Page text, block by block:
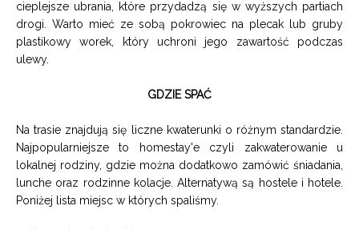
cieplejsze ubrania, które przydadzą się w wyższych partiach
drogi. Warto mieć ze sobą pokrowiec na plecak lub gruby
plastikowy worek, który uchroni jego zawartość podczas
ulewy.
GDZIE SPAĆ
Na trasie znajdują się liczne kwaterunki o różnym standardzie.
Najpopularniejsze to homestay'e czyli zakwaterowanie u
lokalnej rodziny, gdzie można dodatkowo zamówić śniadania,
lunche oraz rodzinne kolacje. Alternatywą są hostele i hotele.
Poniżej lista miejsc w których spaliśmy.